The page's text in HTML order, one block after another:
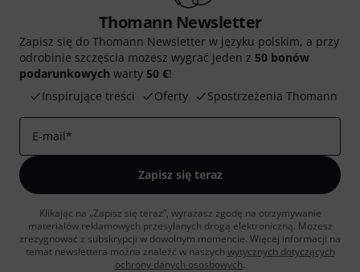
Thomann Newsletter
Zapisz się do Thomann Newsletter w języku polskim, a przy
odrobinie szczęścia możesz wygrać jeden z 50 bonów
podarunkowych warty 50 €!
Inspirujące treści
Oferty Spostrzeżenia Thomann
E-mail*
Zapisz się teraz
Klikając na „Zapisz się teraz”, wyrażasz zgodę na otrzymywanie
materialów reklamowych przesyłanych drogą elektroniczną. Możesz
zrezygnować z subskrypcji w dowolnym momencie. Więcej informacji na
temat newslettera można znaleźć w naszych wytycznych dotyczących
ochrony danych ososbowych.